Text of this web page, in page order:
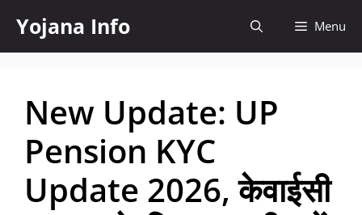
content
Yojana Info Menu
New Update: UP
Pension KYC
Update 2026, केवाईसी